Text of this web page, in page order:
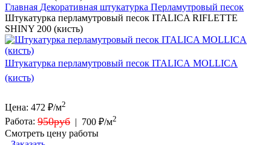
Главная Декоративная штукатурка Перламутровый песок
Штукатурка перламутровый песок ITALICA RIFLETTE
SHINY 200 (кисть)
Штукатурка перламутровый песок ITALICA MOLLICA
(кисть)
Цена: 472 ₽/м2
Работа: 950руб | 700 ₽/м2
Смотреть цену работы